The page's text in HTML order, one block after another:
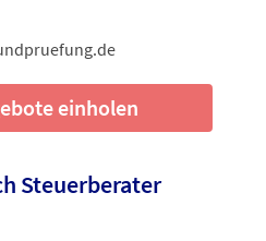
einholen
Steuerberater